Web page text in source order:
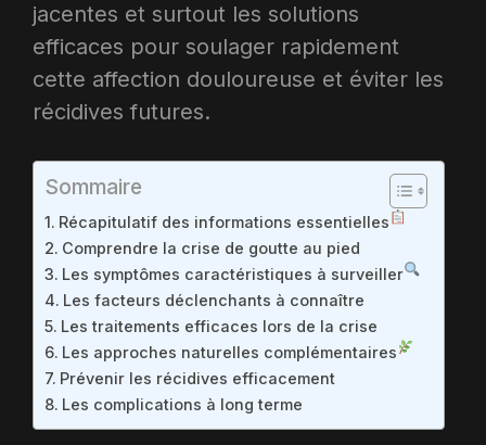
jacentes et surtout les solutions
efficaces pour soulager rapidement
cette affection douloureuse et éviter les
récidives futures.​
Sommaire
Récapitulatif des informations essentielles
Comprendre la crise de goutte au pied
Les symptômes caractéristiques à surveiller
Les facteurs déclenchants à connaître
Les traitements efficaces lors de la crise
Les approches naturelles complémentaires
Prévenir les récidives efficacement
Les complications à long terme